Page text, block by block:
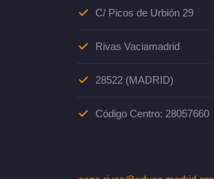
C/ Picos de Urbión 29
Rivas Vaciamadrid
28522 (MADRID)
Código Centro: 28057660